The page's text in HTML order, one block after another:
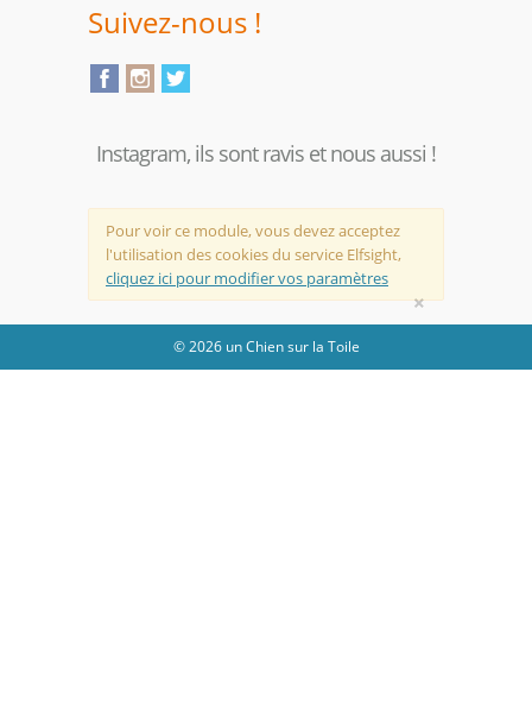
Suivez-nous !
Instagram, ils sont ravis et nous aussi !
Pour voir ce module, vous devez acceptez
l'utilisation des cookies du service Elfsight,
cliquez ici pour modifier vos paramètres
×
© 2026 un Chien sur la Toile